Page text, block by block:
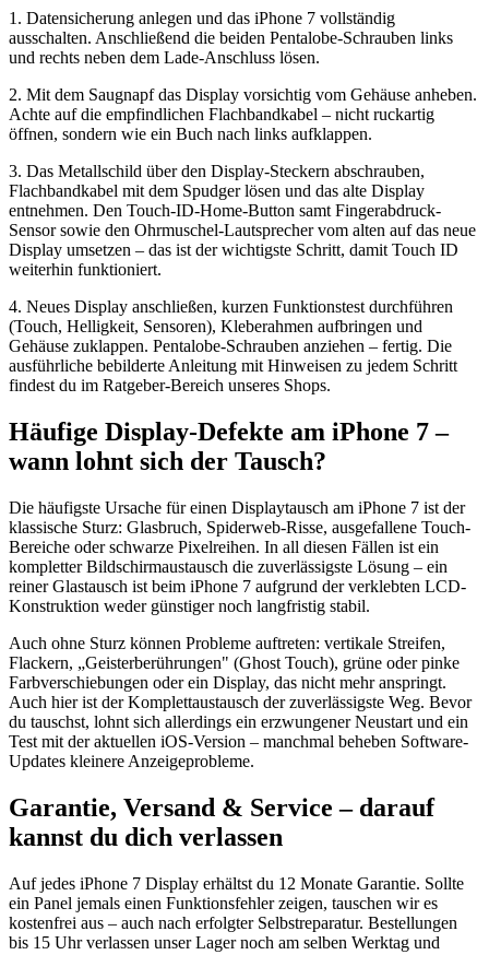
1. Datensicherung anlegen und das iPhone 7 vollständig
ausschalten. Anschließend die beiden Pentalobe-Schrauben links
und rechts neben dem Lade-Anschluss lösen.
2. Mit dem Saugnapf das Display vorsichtig vom Gehäuse anheben.
Achte auf die empfindlichen Flachbandkabel – nicht ruckartig
öffnen, sondern wie ein Buch nach links aufklappen.
3. Das Metallschild über den Display-Steckern abschrauben,
Flachbandkabel mit dem Spudger lösen und das alte Display
entnehmen. Den Touch-ID-Home-Button samt Fingerabdruck-
Sensor sowie den Ohrmuschel-Lautsprecher vom alten auf das neue
Display umsetzen – das ist der wichtigste Schritt, damit Touch ID
weiterhin funktioniert.
4. Neues Display anschließen, kurzen Funktionstest durchführen
(Touch, Helligkeit, Sensoren), Kleberahmen aufbringen und
Gehäuse zuklappen. Pentalobe-Schrauben anziehen – fertig. Die
ausführliche bebilderte Anleitung mit Hinweisen zu jedem Schritt
findest du im Ratgeber-Bereich unseres Shops.
Häufige Display-Defekte am iPhone 7 –
wann lohnt sich der Tausch?
Die häufigste Ursache für einen Displaytausch am iPhone 7 ist der
klassische Sturz: Glasbruch, Spiderweb-Risse, ausgefallene Touch-
Bereiche oder schwarze Pixelreihen. In all diesen Fällen ist ein
kompletter Bildschirmaustausch die zuverlässigste Lösung – ein
reiner Glastausch ist beim iPhone 7 aufgrund der verklebten LCD-
Konstruktion weder günstiger noch langfristig stabil.
Auch ohne Sturz können Probleme auftreten: vertikale Streifen,
Flackern, „Geisterberührungen" (Ghost Touch), grüne oder pinke
Farbverschiebungen oder ein Display, das nicht mehr anspringt.
Auch hier ist der Komplettaustausch der zuverlässigste Weg. Bevor
du tauschst, lohnt sich allerdings ein erzwungener Neustart und ein
Test mit der aktuellen iOS-Version – manchmal beheben Software-
Updates kleinere Anzeigeprobleme.
Garantie, Versand & Service – darauf
kannst du dich verlassen
Auf jedes iPhone 7 Display erhältst du 12 Monate Garantie. Sollte
ein Panel jemals einen Funktionsfehler zeigen, tauschen wir es
kostenfrei aus – auch nach erfolgter Selbstreparatur. Bestellungen
bis 15 Uhr verlassen unser Lager noch am selben Werktag und